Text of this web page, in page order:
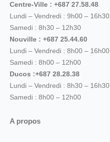
Centre-Ville : +687 27.58.48
Lundi – Vendredi : 9h00 – 16h30
Samedi : 8h30 – 12h30
Nouville : +687 25.44.60
Lundi – Vendredi : 8h00 – 16h00
Samedi : 8h00 – 12h00
Ducos :+687 28.28.38
Lundi – Vendredi : 8h30 – 16h30
Samedi : 8h00 – 12h00
A propos